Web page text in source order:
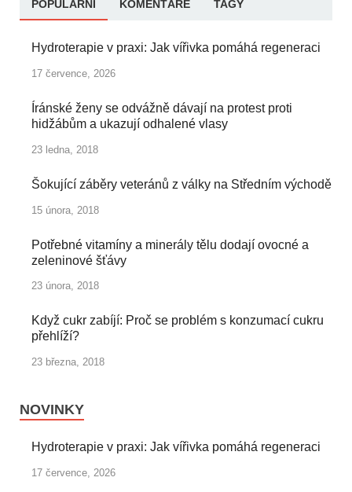
POPULÁRNÍ KOMENTÁŘE TAGY
Hydroterapie v praxi: Jak vířivka pomáhá regeneraci
17 července, 2026
Íránské ženy se odvážně dávají na protest proti
hidžábům a ukazují odhalené vlasy
23 ledna, 2018
Šokující záběry veteránů z války na Středním východě
15 února, 2018
Potřebné vitamíny a minerály tělu dodají ovocné a
zeleninové šťávy
23 února, 2018
Když cukr zabíjí: Proč se problém s konzumací cukru
přehlíží?
23 března, 2018
NOVINKY
Hydroterapie v praxi: Jak vířivka pomáhá regeneraci
17 července, 2026